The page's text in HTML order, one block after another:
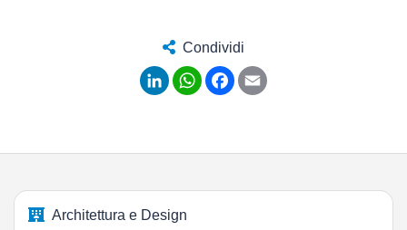
Condividi
LinkedInWhatsApp
Facebook
Architettura e Design